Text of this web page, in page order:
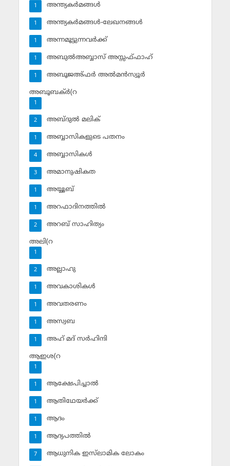
അന്ത്യകര്‍മങ്ങള്‍
1
അന്ത്യകര്‍മങ്ങള്‍-ലേഖനങ്ങള്‍
1
അന്നമൂട്ടുന്നവര്‍ക്ക്
1
അബുല്‍അബ്ബാസ് അസ്സഫ്ഫാഹ്‌
1
അബൂജഅ്ഫര്‍ അല്‍മന്‍സ്വൂര്‍
1
അബൂബക്ര്‍(റ
1
അബ്ദുല്‍ മലിക്‌
2
അബ്ബാസികളുടെ പതനം
1
അബ്ബാസികള്‍
4
അമാനുഷികത
3
അയ്യൂബ്‌
1
അറഫാദിനത്തില്‍
1
അറബ് സാഹിത്യം
2
അലി(റ
1
അല്ലാഹു
2
അവകാശികള്‍
1
അവതരണം
1
അസ്വബ
1
അഹ് മദ് സര്‍ഹിന്ദി
1
ആഇശ(റ
1
ആക്ഷേപിച്ചാല്‍
1
ആതിഥേയര്‍ക്ക്
1
ആദം
1
ആദ്യപത്തില്‍
1
ആധുനിക ഇസ്‌ലാമിക ലോകം
7